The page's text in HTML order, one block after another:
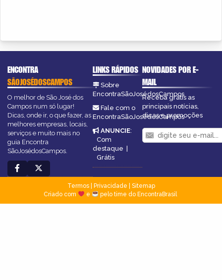
ENCONTRA
SÃOJOSÉDOSCAMPOS
O melhor de São José dos
Campos num só lugar!
Dicas, onde ir, o que fazer, as
melhores empresas, locais,
serviços e muito mais no
guia Encontra
SãoJosédosCampos.
LINKS RÁPIDOS
Sobre
EncontraSãoJosédosCampos
Fale com o
EncontraSãoJosédosCampos
ANUNCIE:
Com
destaque |
Grátis
NOVIDADES POR E-
MAIL
Receba grátis as
principais notícias,
dicas e promoções
Termos| Privacidade
Sitemap
Criado com
e pelo time do EncontraBrasil